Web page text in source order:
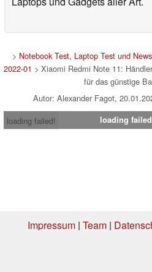
> Notebook Test, Laptop Test und News
2022-01 > Xiaomi Redmi Note 11:
für das günstige
Autor: Alexander Fagot,
loading failed!
loading
Impressum| Team|